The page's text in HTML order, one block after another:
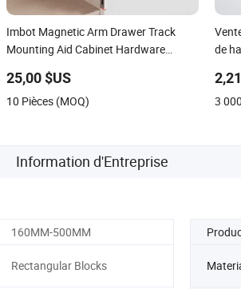
Imbot Magnetic Arm Drawer Track
Mounting Aid Cabinet Hardware
25,00 $US
10 Pièces (MOQ)
de
3
Information d'Entreprise
160MM-500MM
Rectangular Blocks